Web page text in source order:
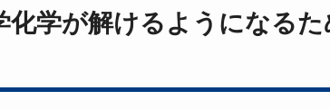
化学が解けるようになるた